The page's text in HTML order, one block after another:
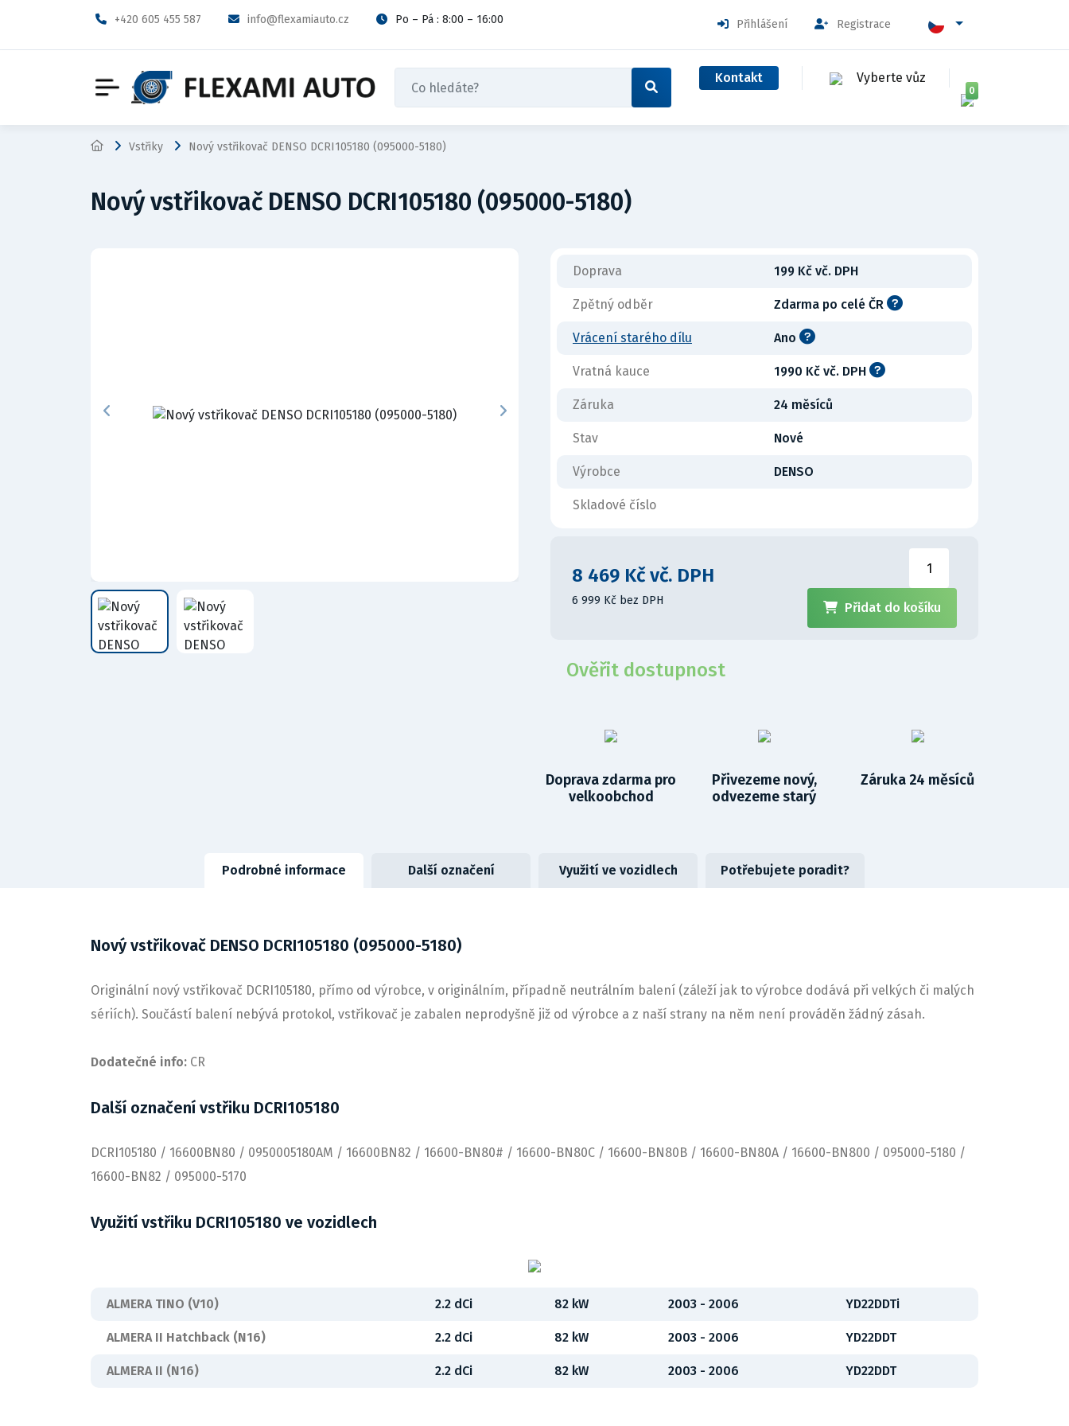
+420 605 455 587 info@flexamiauto.cz Po – Pá : 8:00 – 16:00 Přihlášení Registrace
Kontakt Vyberte vůz
0
Vstřiky Nový vstřikovač DENSO DCRI105180 (095000-5180)
Nový vstřikovač DENSO DCRI105180 (095000-5180)
Doprava 199 Kč vč. DPH
Zpětný odběr Zdarma po celé ČR
Vrácení starého dílu Ano
Vratná kauce 1990 Kč vč. DPH
Záruka 24 měsíců
Stav Nové
Výrobce DENSO
Skladové číslo
8 469 Kč vč. DPH
6 999 Kč bez DPH Přidat do košíku
Ověřit dostupnost
Doprava zdarma pro
velkoobchod
Přivezeme nový,
odvezeme starý
Záruka 24 měsíců
Podrobné informace Další označení Využití ve vozidlech Potřebujete poradit?
Nový vstřikovač DENSO DCRI105180 (095000-5180)
Originální nový vstřikovač DCRI105180, přímo od výrobce, v originálním, případně neutrálním balení (záleží jak to výrobce dodává při velkých či malých
sériích). Součástí balení nebývá protokol, vstřikovač je zabalen neprodyšně již od výrobce a z naší strany na něm není prováděn žádný zásah.
Dodatečné info: CR
Další označení vstřiku DCRI105180
DCRI105180 / 16600BN80 / 0950005180AM / 16600BN82 / 16600-BN80# / 16600-BN80C / 16600-BN80B / 16600-BN80A / 16600-BN800 / 095000-5180 /
16600-BN82 / 095000-5170
Využití vstřiku DCRI105180 ve vozidlech
ALMERA TINO (V10) 2.2 dCi 82 kW 2003 - 2006 YD22DDTi
ALMERA II Hatchback (N16) 2.2 dCi 82 kW 2003 - 2006 YD22DDT
ALMERA II (N16) 2.2 dCi 82 kW 2003 - 2006 YD22DDT